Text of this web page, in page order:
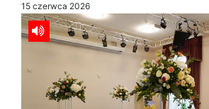
15 czerwca 2026